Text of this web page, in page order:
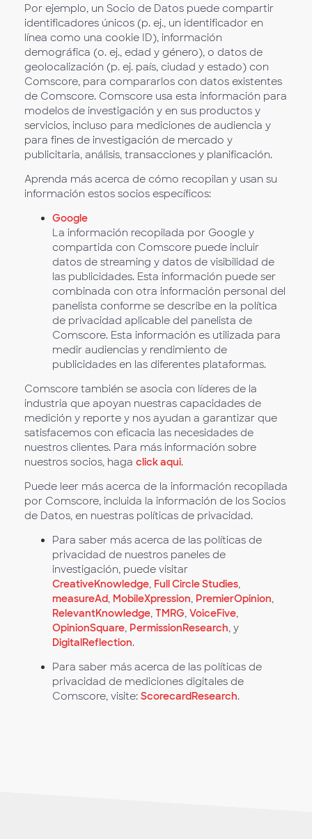
Por ejemplo, un Socio de Datos puede compartir
identificadores únicos (p. ej., un identificador en
línea como una cookie ID), información
demográfica (o. ej., edad y género), o datos de
geolocalización (p. ej. país, ciudad y estado) con
Comscore, para compararlos con datos existentes
de Comscore. Comscore usa esta información para
modelos de investigación y en sus productos y
servicios, incluso para mediciones de audiencia y
para fines de investigación de mercado y
publicitaria, análisis, transacciones y planificación.
Aprenda más acerca de cómo recopilan y usan su
información estos socios específicos:
Google
La información recopilada por Google y
compartida con Comscore puede incluir
datos de streaming y datos de visibilidad de
las publicidades. Esta información puede ser
combinada con otra información personal del
panelista conforme se describe en la política
de privacidad aplicable del panelista de
Comscore. Esta información es utilizada para
medir audiencias y rendimiento de
publicidades en las diferentes plataformas.
Comscore también se asocia con líderes de la
industria que apoyan nuestras capacidades de
medición y reporte y nos ayudan a garantizar que
satisfacemos con eficacia las necesidades de
nuestros clientes. Para más información sobre
nuestros socios, haga click aqui.
Puede leer más acerca de la información recopilada
por Comscore, incluida la información de los Socios
de Datos, en nuestras políticas de privacidad.
Para saber más acerca de las políticas de
privacidad de nuestros paneles de
investigación, puede visitar
CreativeKnowledge, Full Circle Studies,
measureAd, MobileXpression, PremierOpinion,
RelevantKnowledge, TMRG, VoiceFive,
OpinionSquare, PermissionResearch, y
DigitalReflection.
Para saber más acerca de las políticas de
privacidad de mediciones digitales de
Comscore, visite: ScorecardResearch.